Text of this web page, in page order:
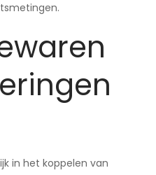
in het koppelen van